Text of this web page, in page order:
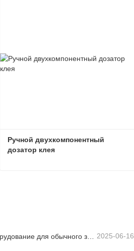
Ручной двухкомпонентный
дозатор клея
Как выбрать оборудование для обычного завода по производству стеклопакетов 2025-06-16